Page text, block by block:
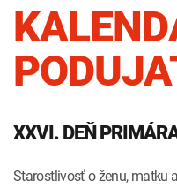
Genetika Covid-19
XXVI. DEŇ
Starostlivosť o ženu, matku